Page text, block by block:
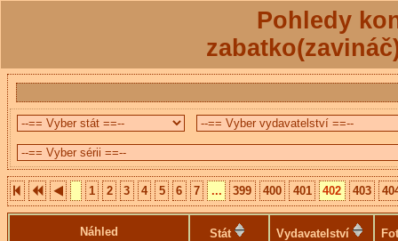
Pohledy
1 2 3 4 5 6 7 ... 399 400 401 402 403
Náhled Stát Vydavatelství